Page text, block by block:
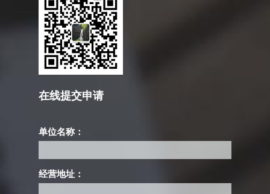
在线提交申请
单位名称：
经营地址：